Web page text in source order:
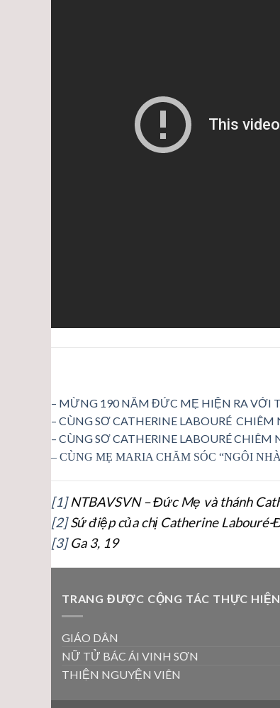
– MỪNG 190 NĂM ĐỨC MẸ HIỆN RA VỚI
– CÙNG SƠ CATHERINE LABOURÉ
– CÙNG SƠ CATHERINE LABOURÉ
– CÙNG MẸ MARIA CHĂM SÓC “NGÔI
[1]NTBAVSVN – Đức Mẹ và thánh
[2]Sứ điệp của chị Catherine
[3]Ga 3, 19
TRANG ĐƯỢC CỘNG TÁC THỰC
GIÁO DÂN
NỮ TỬ BÁC ÁI VINH SƠN
THIỆN NGUYỆN VIÊN